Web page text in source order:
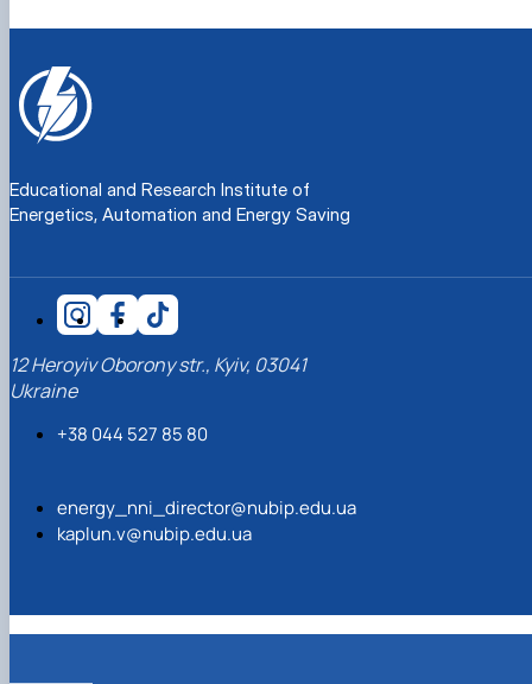
Educational and Research Institute of
Energetics, Automation and Energy Saving
12 Heroyiv Oborony str., Kyiv, 03041
Ukraine
+38 044 527 85 80
energy_nni_director@nubip.edu.ua
kaplun.v@nubip.edu.ua